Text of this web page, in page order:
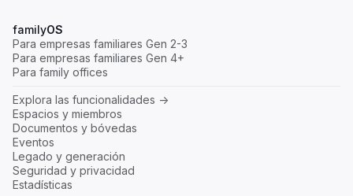
familyOS
Para empresas familiares Gen 2-3
Para empresas familiares Gen 4+
Para family offices
Explora las funcionalidades ->
Espacios y miembros
Documentos y bóvedas
Eventos
Legado y generación
Seguridad y privacidad
Estadísticas